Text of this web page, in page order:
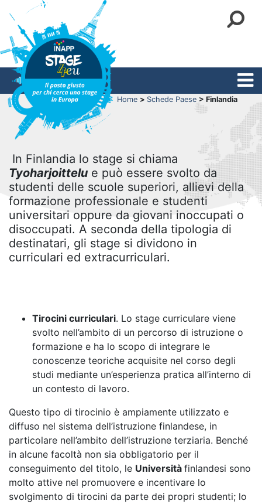
Home > Schede Paese > Finlandia
In Finlandia lo stage si chiama
Tyoharjoittelu e può essere svolto da
studenti delle scuole superiori, allievi della
formazione professionale e studenti
universitari oppure da giovani inoccupati o
disoccupati. A seconda della tipologia di
destinatari, gli stage si dividono in
curriculari ed extracurriculari.
Tirocini curriculari. Lo stage curriculare viene
svolto nell’ambito di un percorso di istruzione o
formazione e ha lo scopo di integrare le
conoscenze teoriche acquisite nel corso degli
studi mediante un’esperienza pratica all’interno di
un contesto di lavoro.
Questo tipo di tirocinio è ampiamente utilizzato e
diffuso nel sistema dell’istruzione finlandese, in
particolare nell’ambito dell’istruzione terziaria. Benché
in alcune facoltà non sia obbligatorio per il
conseguimento del titolo, le Università finlandesi sono
molto attive nel promuovere e incentivare lo
svolgimento di tirocini da parte dei propri studenti; lo